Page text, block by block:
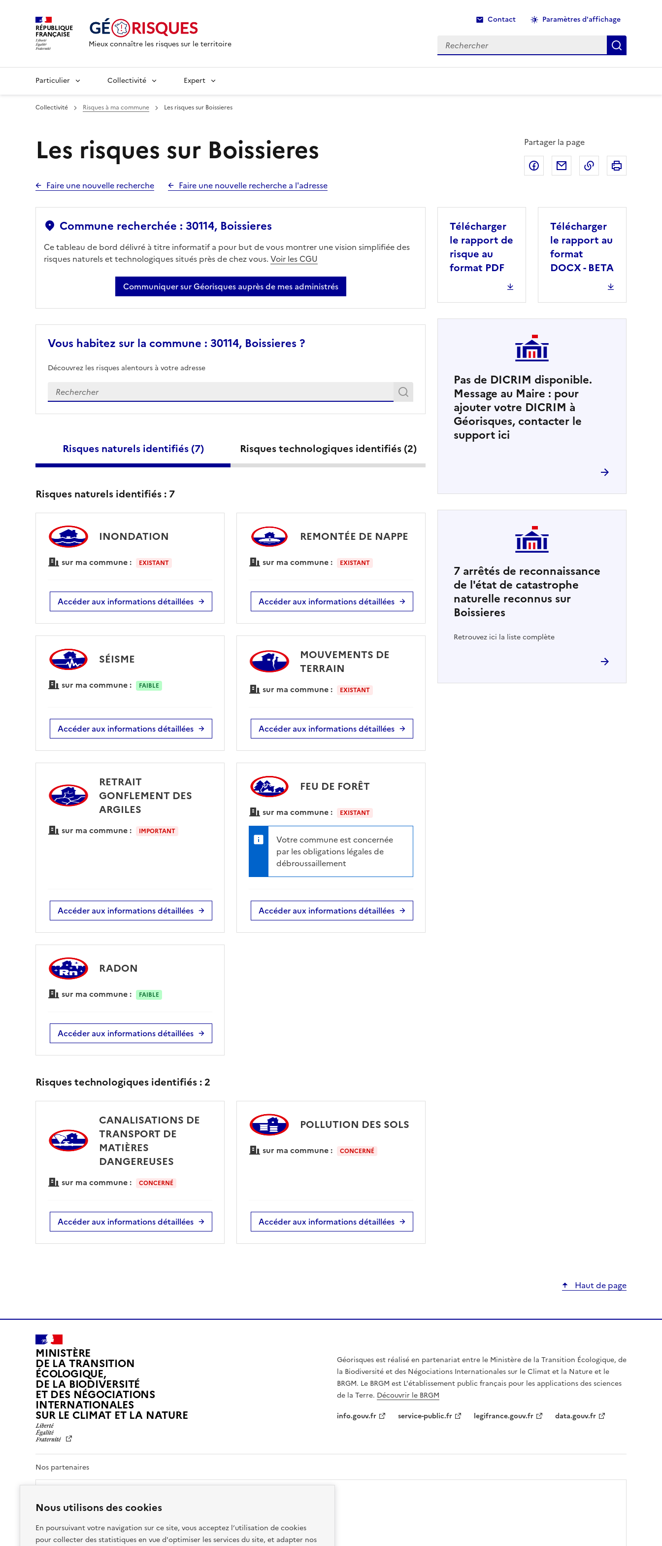
Nous utilisons des cookies
En poursuivant votre navigation sur ce site, vous acceptez l’utilisation de cookies
pour collecter des statistiques en vue d'optimiser les services du site, et adapter nos
RÉPUBLIQUE
FRANÇAISE
Mieux connaître les risques sur le territoire
Contact Paramètres d'affichage
Rechercher Recherche
Particulier Collectivité Expert
Collectivité Risques à ma commune Les risques sur Boissieres
Les risques sur Boissieres
Faire une nouvelle recherche Faire une nouvelle recherche a l'adresse
Partager la page
Partager sur Facebook
Partager par email
Copier dans le
Commune recherchée : 30114, Boissieres
Ce tableau de bord délivré à titre informatif a pour but de vous montrer une vision simplifiée des
risques naturels et technologiques situés près de chez vous. Voir les CGU
Communiquer sur Géorisques auprès de mes administrés
Vous habitez sur la commune : 30114, Boissieres ?
Découvrez les risques alentours à votre adresse
Veuillez renseigner votre adresse exacte Rechercher
Recherche
Risques naturels identifiés (7) Risques technologiques identifiés (2)
Risques naturels identifiés : 7
INONDATION
sur ma commune : EXISTANT
Accéder aux informations détaillées
REMONTÉE DE NAPPE
sur ma commune : EXISTANT
Accéder aux informations détaillées
SÉISME
sur ma commune : FAIBLE
Accéder aux informations détaillées
MOUVEMENTS DE
TERRAIN
sur ma commune : EXISTANT
Accéder aux informations détaillées
RETRAIT
GONFLEMENT DES
ARGILES
sur ma commune : IMPORTANT
Accéder aux informations détaillées
FEU DE FORÊT
sur ma commune : EXISTANT
Votre commune est concernée
par les obligations légales de
débroussaillement
Accéder aux informations détaillées
RADON
sur ma commune : FAIBLE
Accéder aux informations détaillées
Risques technologiques identifiés : 2
CANALISATIONS DE
TRANSPORT DE
MATIÈRES
DANGEREUSES
sur ma commune : CONCERNÉ
Accéder aux informations détaillées
POLLUTION DES SOLS
sur ma commune : CONCERNÉ
Accéder aux informations détaillées
Télécharger
le rapport de
risque au
format PDF
Télécharger
le rapport au
format
DOCX - BETA
Pas de DICRIM disponible.
Message au Maire : pour
ajouter votre DICRIM à
Géorisques, contacter le
support ici
7 arrêtés de reconnaissance
de l'état de catastrophe
naturelle reconnus sur
Boissieres
Retrouvez ici la liste complète
Haut de page
MINISTÈRE
DE LA TRANSITION
ÉCOLOGIQUE,
DE LA BIODIVERSITÉ
ET DES NÉGOCIATIONS
INTERNATIONALES
SUR LE CLIMAT ET LA NATUREL
R
É
,
L
I
Géorisques est réalisé en partenariat entre le Ministère de la Transition Écologique, de
la Biodiversité et des Négociations Internationales sur le Climat et la Nature et le
BRGM. Le BRGM est L'établissement public français pour les applications des sciences
de la Terre. Découvrir le BRGM
info.gouv.fr
service-public.fr legifrance.gouv.fr data.gouv.fr
Nos partenaires